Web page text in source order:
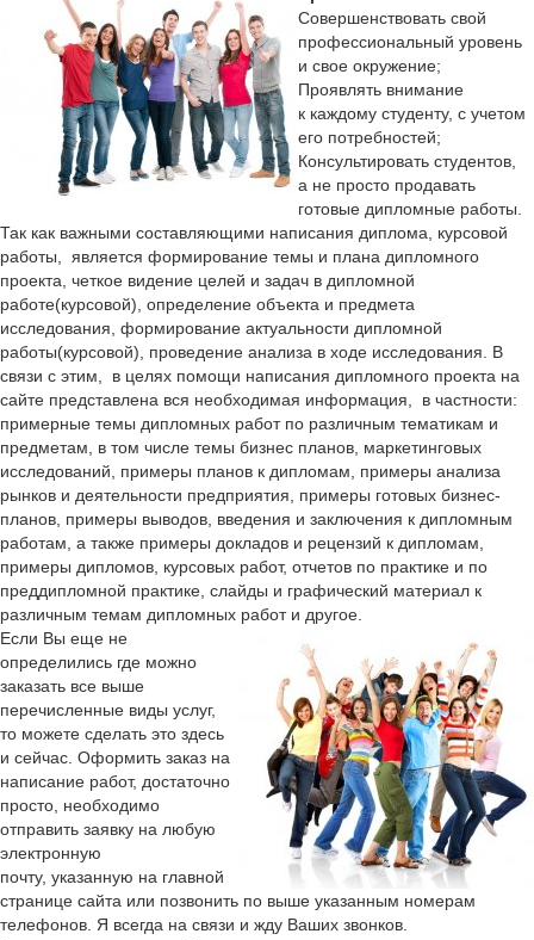
Совершенствовать свой
профессиональный уровень
и свое окружение;
Проявлять внимание
к каждому студенту, с учетом
его потребностей;
Консультировать студентов,
а не просто продавать
готовые дипломные работы.
Так как важными составляющими написания диплома, курсовой
работы, является формирование темы и плана дипломного
проекта, четкое видение целей и задач в дипломной
работе(курсовой), определение объекта и предмета
исследования, формирование актуальности дипломной
работы(курсовой), проведение анализа в ходе исследования. В
связи с этим, в целях помощи написания дипломного проекта на
сайте представлена вся необходимая информация, в частности:
примерные темы дипломных работ по различным тематикам и
предметам, в том числе темы бизнес планов, маркетинговых
исследований, примеры планов к дипломам, примеры анализа
рынков и деятельности предприятия, примеры готовых бизнес-
планов, примеры выводов, введения и заключения к дипломным
работам, а также примеры докладов и рецензий к дипломам,
примеры дипломов, курсовых работ, отчетов по практике и по
преддипломной практике, слайды и графический материал к
различным темам дипломных работ и другое.
Если Вы еще не
определились где можно
заказать все выше
перечисленные виды услуг,
то можете сделать это здесь
и сейчас. Оформить заказ на
написание работ, достаточно
просто, необходимо
отправить заявку на любую
электронную
почту, указанную на главной
странице сайта или позвонить по выше указанным номерам
телефонов. Я всегда на связи и жду Ваших звонков.